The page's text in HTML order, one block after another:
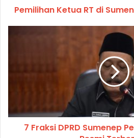
Pemilihan Ketua RT di
7 Fraksi DPRD Sumenep